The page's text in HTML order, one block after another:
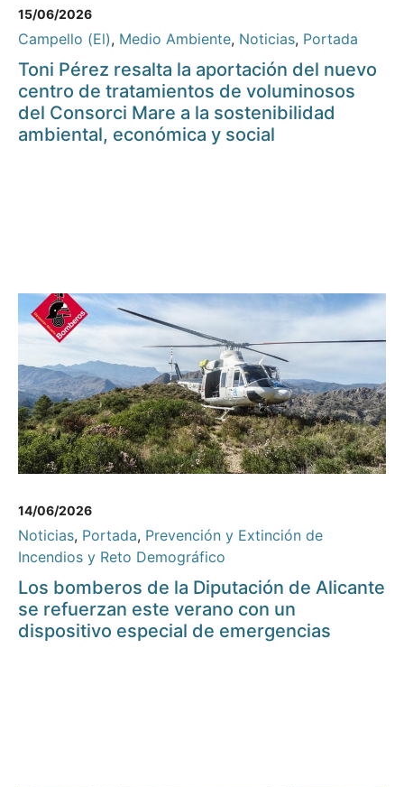
15/06/2026
Campello (El), Medio Ambiente, Noticias, Portada
Toni Pérez resalta la aportación del nuevo
centro de tratamientos de voluminosos
del Consorci Mare a la sostenibilidad
ambiental, económica y social
14/06/2026
Noticias, Portada, Prevención y Extinción de
Incendios y Reto Demográfico
Los bomberos de la Diputación de Alicante
se refuerzan este verano con un
dispositivo especial de emergencias